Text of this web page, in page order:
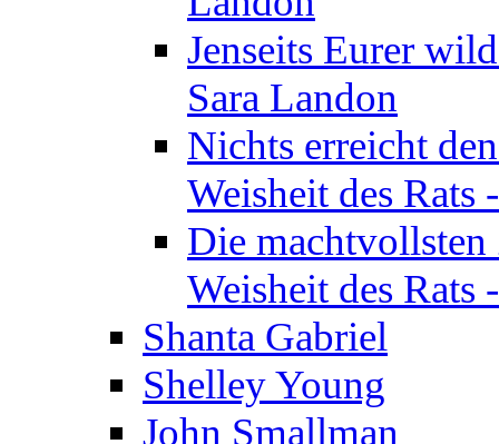
Jenseits Eurer
Sara Landon
Nichts erreicht
Weisheit des Rats
Die machtvollsten
Weisheit des Rats
Shanta Gabriel
Shelley Young
John Smallman